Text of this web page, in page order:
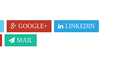
GOOGLE+
LINKEDIN
MAIL